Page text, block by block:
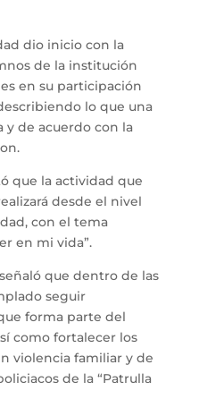
dio inicio con la
de la institución
en su participación
lo que una
y de acuerdo con la
que la actividad que
desde el nivel
con el tema
en mi vida”.
que dentro de las
seguir
forma parte del
como fortalecer los
violencia familiar y de
de la “Patrulla